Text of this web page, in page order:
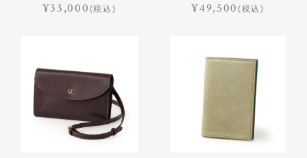
¥33,000 (税込) ¥49,500(税込)